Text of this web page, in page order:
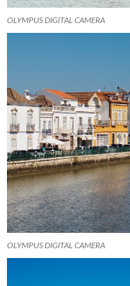
OLYMPUS DIGITAL CAMERA
OLYMPUS DIGITAL CAMERA